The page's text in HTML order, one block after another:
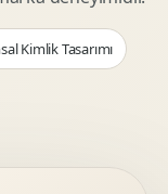
Kimlik Tasarımı